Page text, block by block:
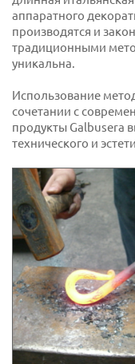
аппаратного
производятся и
традиционными
уникальна.
Использование
сочетании с
продукты Galbusera
технического и